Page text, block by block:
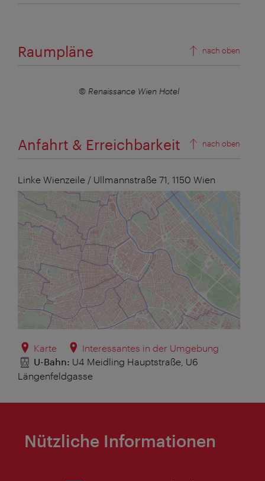
Raumpläne nach oben
© Renaissance Wien Hotel
Anfahrt & Erreichbarkeit nach oben
Linke Wienzeile / Ullmannstraße 71, 1150 Wien
Karte
Interessantes in der Umgebung
U-Bahn: U4 Meidling Hauptstraße, U6
Längenfeldgasse
Nützliche Informationen